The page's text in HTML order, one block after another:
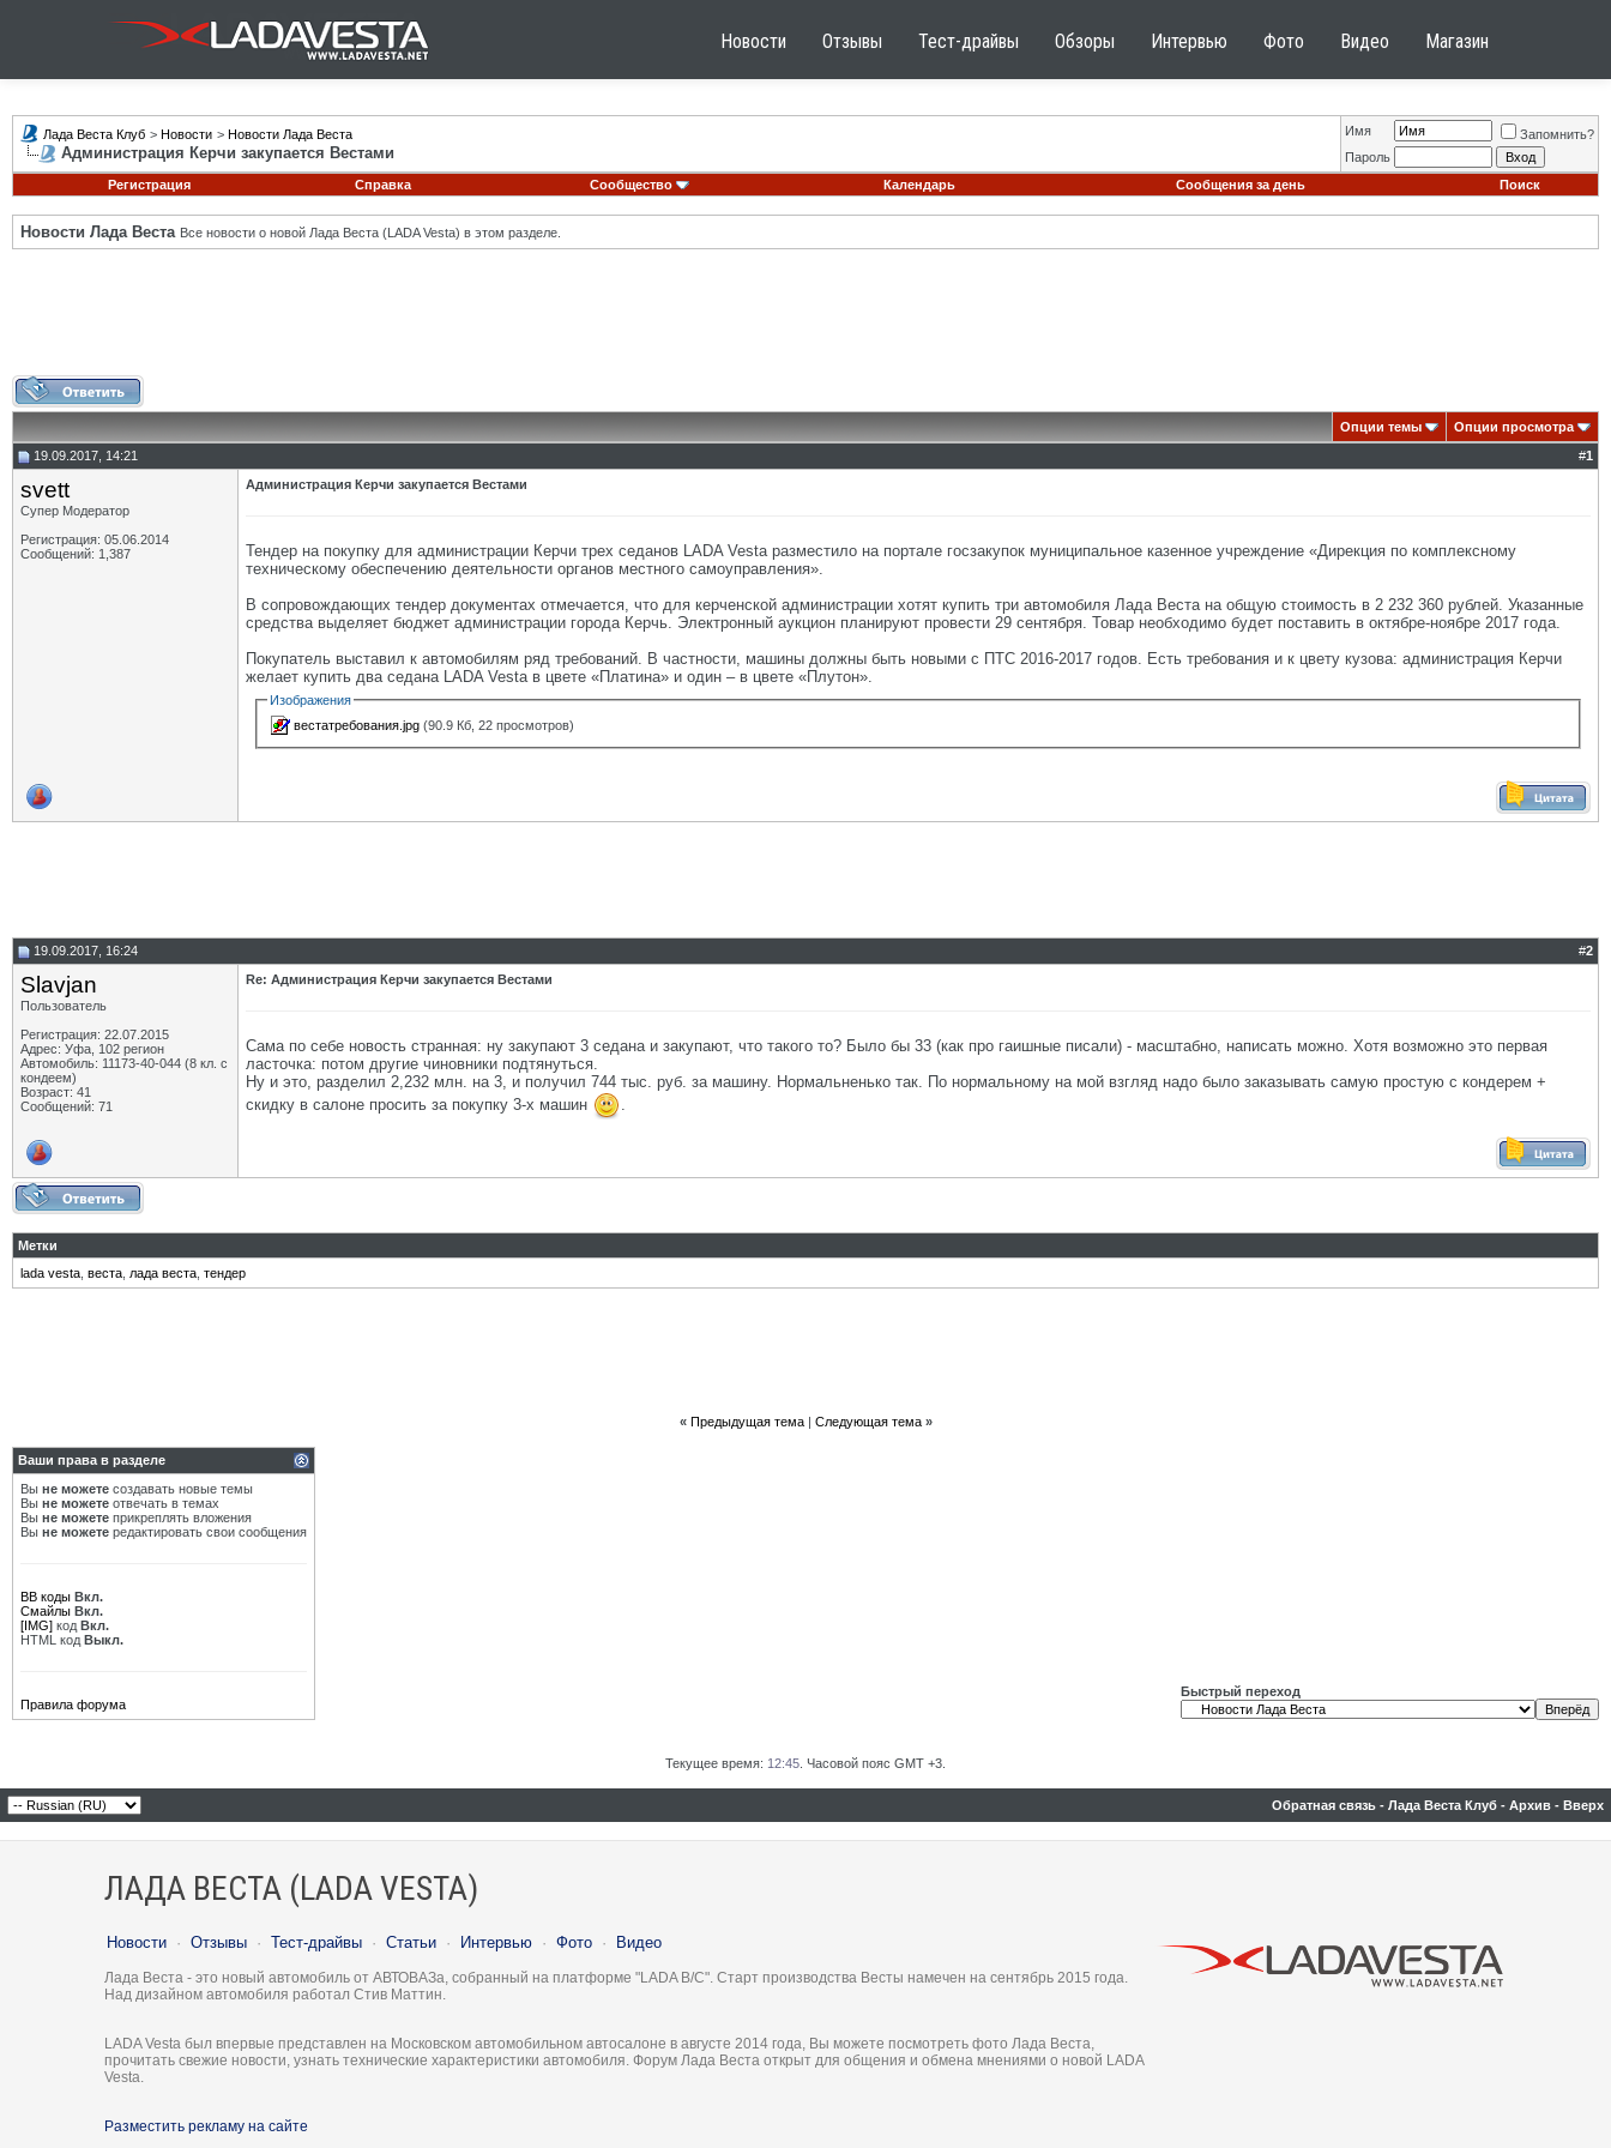
Новости Отзывы Тест-драйвы Обзоры Интервью Фото Видео Магазин
Лада Веста Клуб > Новости > Новости Лада Веста
Администрация Керчи закупается Вестами
Имя
Запомнить?
Пароль
Регистрация
Справка Сообщество Календарь Сообщения за день Поиск
Новости Лада Веста Все новости о новой Лада Веста (LADA Vesta) в этом разделе.
Опции темы
Опции просмотра
19.09.2017, 14:21
#1
svett
Супер Модератор
Регистрация: 05.06.2014
Сообщений: 1,387
Администрация Керчи закупается Вестами
Тендер на покупку для администрации Керчи трех седанов LADA Vesta разместило на портале госзакупок муниципальное казенное учреждение «Дирекция по комплексному
техническому обеспечению деятельности органов местного самоуправления».
В сопровождающих тендер документах отмечается, что для керченской администрации хотят купить три автомобиля Лада Веста на общую стоимость в 2 232 360 рублей. Указанные
средства выделяет бюджет администрации города Керчь. Электронный аукцион планируют провести 29 сентября. Товар необходимо будет поставить в октябре-ноябре 2017 года.
Покупатель выставил к автомобилям ряд требований. В частности, машины должны быть новыми с ПТС 2016-2017 годов. Есть требования и к цвету кузова: администрация Керчи
желает купить два седана LADA Vesta в цвете «Платина» и один – в цвете «Плутон».
Изображения
вестатребования.jpg (90.9 Кб, 22 просмотров)
19.09.2017, 16:24 #2
Slavjan
Пользователь
Регистрация: 22.07.2015
Адрес: Уфа, 102 регион
Автомобиль: 11173-40-044 (8 кл. с
кондеем)
Возраст: 41
Сообщений: 71
Re: Администрация Керчи закупается Вестами
Сама по себе новость странная: ну закупают 3 седана и закупают, что такого то? Было бы 33 (как про гаишные писали) - масштабно, написать можно. Хотя возможно это первая
ласточка: потом другие чиновники подтянуться.
Ну и это, разделил 2,232 млн. на 3, и получил 744 тыс. руб. за машину. Нормальненько так. По нормальному на мой взгляд надо было заказывать самую простую с кондерем +
скидку в салоне просить за покупку 3-х машин
Метки
lada vesta веста лада веста тендер
« Предыдущая тема| Следующая тема »
Ваши права в разделе
Вы не можете создавать новые темы
Вы не можете отвечать в темах
Вы не можете прикреплять вложения
Вы не можете редактировать свои сообщения
BB коды Вкл.
Смайлы Вкл.
[IMG] код Вкл.
HTML код Выкл.
Правила форума
Быстрый переход
Текущее время: 12:45 . Часовой пояс GMT +3.
Обратная связь - Лада Веста Клуб - Архив - Вверх
ЛАДА ВЕСТА (LADA VESTA)
Новости · Отзывы · Тест-драйвы · Статьи · Интервью · Фото · Видео
Лада Веста - это новый автомобиль от АВТОВАЗа, собранный на платформе "LADA B/C". Старт производства Весты намечен на сентябрь 2015 года.
Над дизайном автомобиля работал Стив Маттин.
LADA Vesta был впервые представлен на Московском автомобильном автосалоне в августе 2014 года, Вы можете посмотреть фото Лада Веста,
прочитать свежие новости, узнать технические характеристики автомобиля. Форум Лада Веста открыт для общения и обмена мнениями о новой LADA
Vesta.
Разместить рекламу на сайте